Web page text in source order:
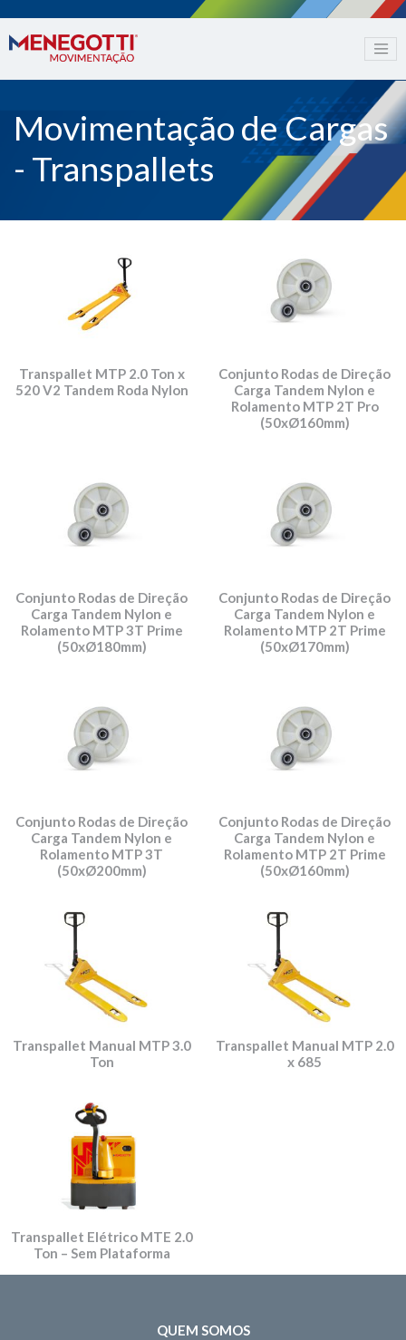
Movimentação de Cargas
- Transpallets
Transpallet MTP 2.0 Ton x
520 V2 Tandem Roda Nylon
Conjunto Rodas de Direção
Carga Tandem Nylon e
Rolamento MTP 2T Pro
(50xØ160mm)
Conjunto Rodas de Direção
Carga Tandem Nylon e
Rolamento MTP 3T Prime
(50xØ180mm)
Conjunto Rodas de Direção
Carga Tandem Nylon e
Rolamento MTP 2T Prime
(50xØ170mm)
Conjunto Rodas de Direção
Carga Tandem Nylon e
Rolamento MTP 3T
(50xØ200mm)
Conjunto Rodas de Direção
Carga Tandem Nylon e
Rolamento MTP 2T Prime
(50xØ160mm)
Transpallet Manual MTP 3.0
Ton
Transpallet Manual MTP 2.0
x 685
Transpallet Elétrico MTE 2.0
Ton – Sem Plataforma
QUEM SOMOS